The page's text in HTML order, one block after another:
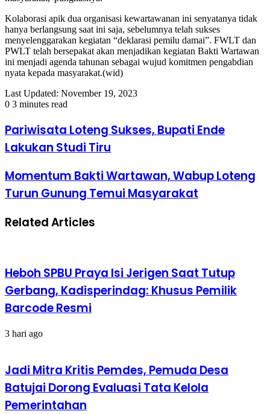
Kolaborasi apik dua organisasi kewartawanan ini senyatanya tidak
hanya berlangsung saat ini saja, sebelumnya telah sukses
menyelenggarakan kegiatan “deklarasi pemilu damai”. FWLT dan
PWLT telah bersepakat akan menjadikan kegiatan Bakti Wartawan
ini menjadi agenda tahunan sebagai wujud komitmen pengabdian
nyata kepada masyarakat.(wid)
Last Updated: November 19, 2023
0 3 minutes read
Pariwisata Loteng Sukses, Bupati Ende
Lakukan Studi Tiru
Momentum Bakti Wartawan, Wabup Loteng
Turun Gunung Temui Masyarakat
Related Articles
Heboh SPBU Praya Isi Jerigen Saat Tutup
Gerbang, Kadisperindag: Khusus Pemilik
Barcode Resmi
3 hari ago
Jadi Mitra Kritis Pemdes, Pemuda Desa
Batujai Dorong Evaluasi Tata Kelola
Pemerintahan